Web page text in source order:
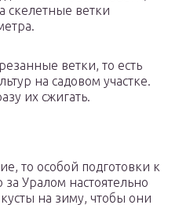
скелетные ветки
ветки, то есть
на садовом участке.
их сжигать.
то особой подготовки к
Уралом настоятельно
на зиму, чтобы они